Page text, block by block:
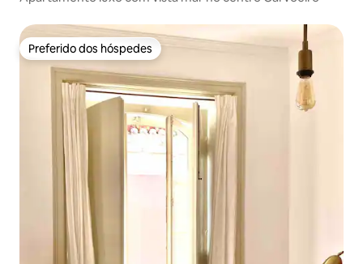
Preferido dos hóspedes
Preferido dos hóspedes